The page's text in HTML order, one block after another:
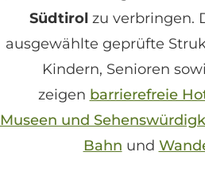
Südtirol zu verbringen.
ausgewählte geprüfte
Kindern, Senioren
zeigen barrierefreie
Museen und
Bahn und